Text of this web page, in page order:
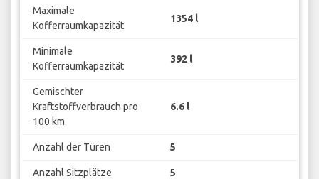
Maximale
Kofferraumkapazität
1354 l
Minimale
Kofferraumkapazität
392 l
Gemischter
Kraftstoffverbrauch pro
100 km
6.6 l
Anzahl der Türen 5
Anzahl Sitzplätze 5